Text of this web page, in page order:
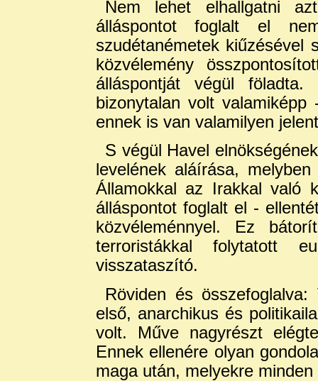
Nem lehet elhallgatni
álláspontot foglalt el
szudétanémetek
közvélemény
álláspontját végül
bizonytalan volt
ennek is van valamilyen
S végül Havel
levelének aláírása,
Államokkal az Irakkal való
álláspontot foglalt el -
közvéleménnyel. Ez
terroristákkal folytatott
visszataszító.
Röviden és
első, anarchikus és
volt. Műve nagyrészt
Ennek ellenére olyan
maga után, melyekre